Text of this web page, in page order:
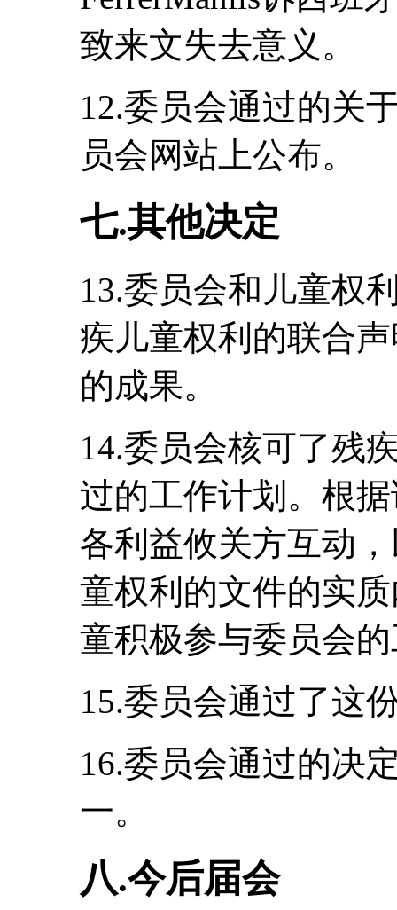
致来文失去意义。
12.委员会通过的关
员会网站上公布。
七.其他决定
13.委员会和儿童权
疾儿童权利的联合
的成果。
14.委员会核可了残
过的工作计划。根
各利益攸关方互动
童权利的文件的实
童积极参与委员会
15.委员会通过了这
16.委员会通过的决
一。
八.今后届会